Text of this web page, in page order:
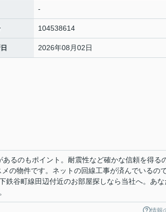
-
104538614
2026年08月02日
るのもポイント。耐震性など確かな信頼を得る
の物件です。ネットの回線工事が済んでいるの
鉄谷町線田辺付近のお部屋探しなら当社へ。あな
情報